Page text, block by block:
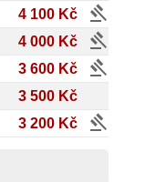
4 100 Kč gavel
4 000 Kč gavel
3 600 Kč gavel
3 500 Kč
3 200 Kč
gavel